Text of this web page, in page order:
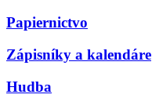
Papiernictvo
Zápisníky a kalendáre
Hudba